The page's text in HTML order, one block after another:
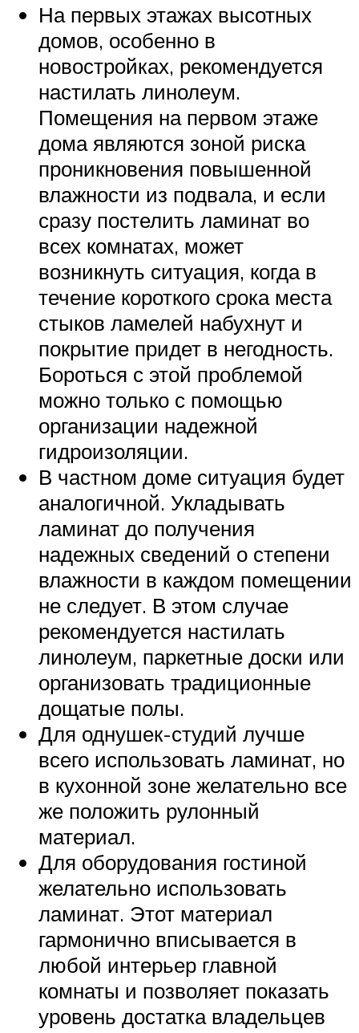
На первых этажах высотных
домов, особенно в
новостройках, рекомендуется
настилать линолеум.
Помещения на первом этаже
дома являются зоной риска
проникновения повышенной
влажности из подвала, и если
сразу постелить ламинат во
всех комнатах, может
возникнуть ситуация, когда в
течение короткого срока места
стыков ламелей набухнут и
покрытие придет в негодность.
Бороться с этой проблемой
можно только с помощью
организации надежной
гидроизоляции.
В частном доме ситуация будет
аналогичной. Укладывать
ламинат до получения
надежных сведений о степени
влажности в каждом помещении
не следует. В этом случае
рекомендуется настилать
линолеум, паркетные доски или
организовать традиционные
дощатые полы.
Для однушек-студий лучше
всего использовать ламинат, но
в кухонной зоне желательно все
же положить рулонный
материал.
Для оборудования гостиной
желательно использовать
ламинат. Этот материал
гармонично вписывается в
любой интерьер главной
комнаты и позволяет показать
уровень достатка владельцев